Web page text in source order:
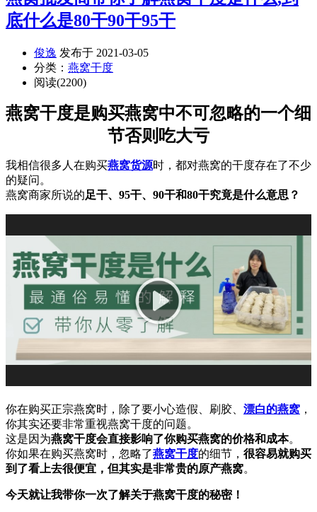
底什么是80干90干95干
俊逸 发布于 2021-03-05
分类： 燕窝干度
阅读(2200)
燕窝干度是购买燕窝中不可忽略的一个细
节否则吃大亏
我相信很多人在购买燕窝货源时，都对燕窝的干度存在了不少
的疑问。
燕窝商家所说的足干、95干、90干和80干究竟是什么意思？
你在购买正宗燕窝时，除了要小心造假、刷胶、 漂白的燕窝 ，
你其实还要非常重视燕窝干度的问题。
这是因为燕窝干度会直接影响了你购买燕窝的价格和成本。
你如果在购买燕窝时，忽略了燕窝干度的细节， 很容易就购买
到了看上去很便宜，但其实是非常贵的原产燕窝。
今天就让我带你一次了解关于燕窝干度的秘密！